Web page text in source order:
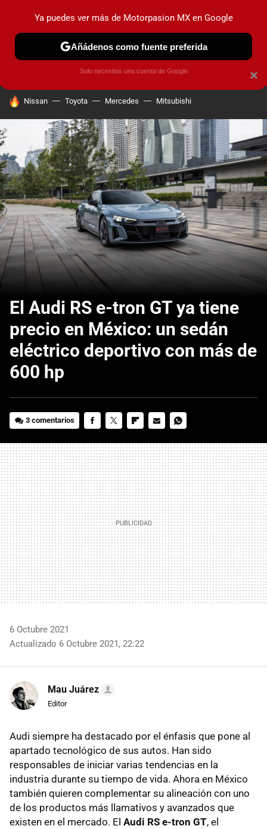
PRUEBAS INDUSTRIA HOY NO CIRCULA
HOY SE HABLA DE
Nissan Toyota Mercedes Mitsubishi
El Audi RS e-tron GT ya tiene
precio en México: un sedán
eléctrico deportivo con más de
600 hp
3 comentarios
MAIL
6 Octubre 2021
Actualizado 6 Octubre 2021, 22:22
Mau Juárez
Editor
Audi siempre ha destacado por el énfasis que pone al
apartado tecnológico de sus autos. Han sido
responsables de iniciar varias tendencias en la
industria durante su tiempo de vida. Ahora en México
también quieren complementar su alineación con uno
de los productos más llamativos y avanzados que
existen en el mercado. El Audi RS e-tron GT, el
×
Ya puedes ver más de Motorpasion MX en Google
Añádenos como fuente preferida
Solo necesitas una cuenta de Google